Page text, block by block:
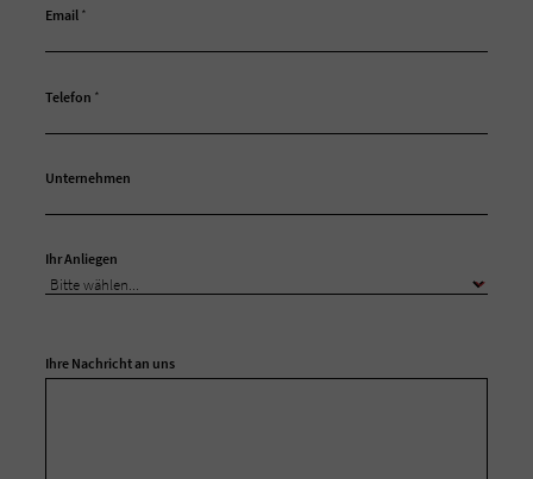
Email *
Telefon *
Unternehmen
Ihr Anliegen
Ihre Nachricht an uns